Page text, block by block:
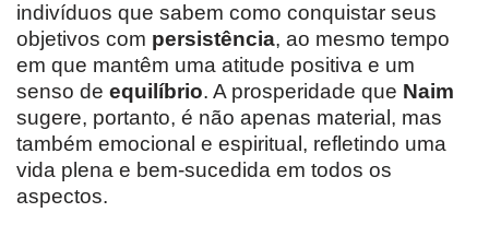
indivíduos que sabem como conquistar seus
objetivos com persistência, ao mesmo tempo
em que mantêm uma atitude positiva e um
senso de equilíbrio. A prosperidade que Naim
sugere, portanto, é não apenas material, mas
também emocional e espiritual, refletindo uma
vida plena e bem-sucedida em todos os
aspectos.